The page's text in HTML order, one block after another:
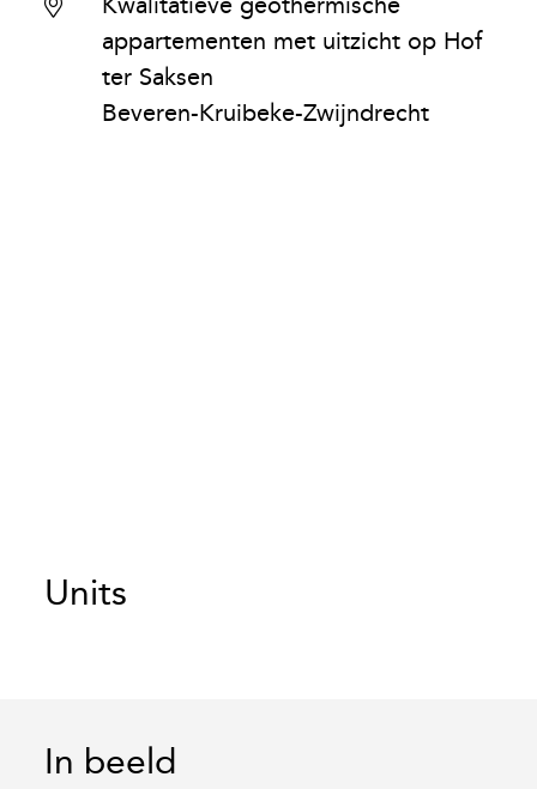
Kwalitatieve geothermische
appartementen met uitzicht op Hof
ter Saksen
Beveren-Kruibeke-Zwijndrecht
Units
In beeld